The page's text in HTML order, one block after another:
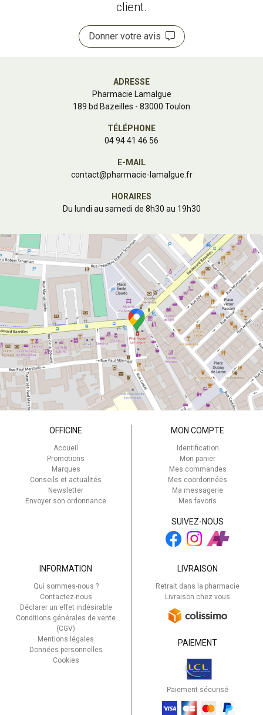
client.
Donner votre avis
ADRESSE
Pharmacie Lamalgue
189 bd Bazeilles - 83000 Toulon
TÉLÉPHONE
04 94 41 46 56
E-MAIL
contact@pharmacie-lamalgue.fr
HORAIRES
Du lundi au samedi de 8h30 au 19h30
OFFICINE
Accueil
Promotions
Marques
Conseils et actualités
Newsletter
Envoyer son ordonnance
MON COMPTE
Identification
Mon panier
Mes commandes
Mes coordonnées
Ma messagerie
Mes favoris
SUIVEZ-NOUS
INFORMATION
Qui sommes-nous ?
Contactez-nous
Déclarer un effet indésirable
Conditions générales de vente
(CGV)
Mentions légales
Données personnelles
Cookies
LIVRAISON
Retrait dans la pharmacie
Livraison chez vous
PAIEMENT
Paiement sécurisé